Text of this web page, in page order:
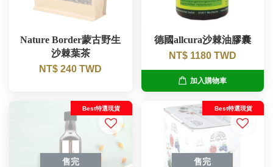
Nature Border蒙古野生
沙棘葉茶
NT$ 240 TWD
德國allcura沙棘油膠囊
NT$ 1180 TWD
加入購物車
售完
Best特選現貨
售完
Best特選現貨